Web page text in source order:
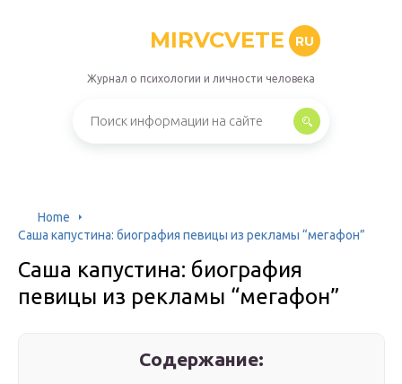
MIRVCVETE RU
Журнал о психологии и личности человека
Home
Саша капустина: биография певицы из рекламы “мегафон”
Саша капустина: биография
певицы из рекламы “мегафон”
Содержание: